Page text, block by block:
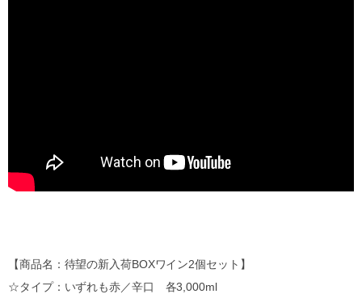
【商品名：待望の新入荷BOXワイン2個セット】
☆タイプ：いずれも赤／辛口 各3,000ml